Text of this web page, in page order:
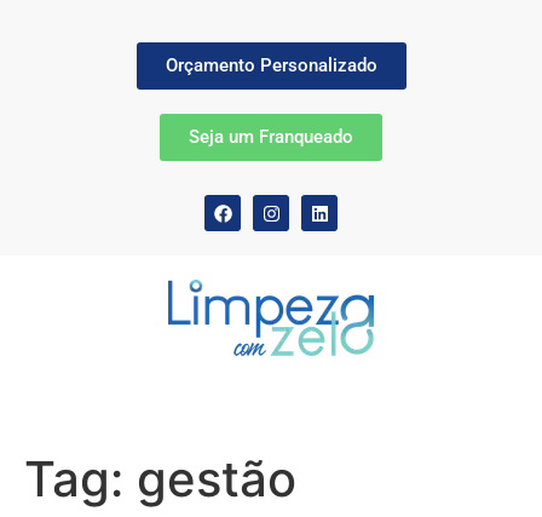
Orçamento Personalizado
Seja um Franqueado
Tag: gestão